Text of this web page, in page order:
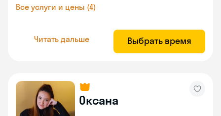
Все услуги и цены (4)
Читать дальше Выбрать время
Оксана